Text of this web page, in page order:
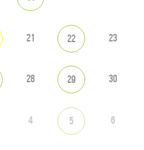
21 22 23
28 29 30
4 5 6